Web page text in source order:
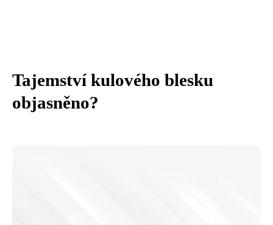
Tajemství kulového blesku
objasněno?